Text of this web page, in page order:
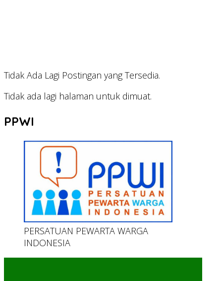
Tidak Ada Lagi Postingan yang Tersedia.
Tidak ada lagi halaman untuk dimuat.
PPWI
PERSATUAN PEWARTA WARGA
INDONESIA